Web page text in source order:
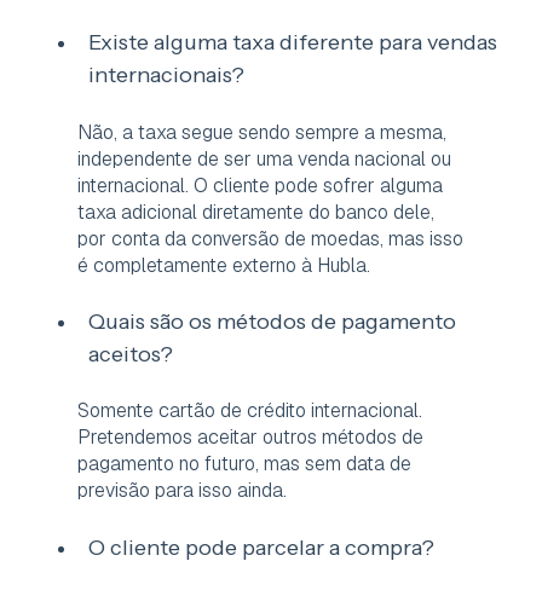
Existe alguma taxa diferente para vendas
internacionais?
Não, a taxa segue sendo sempre a mesma,
independente de ser uma venda nacional ou
internacional. O cliente pode sofrer alguma
taxa adicional diretamente do banco dele,
por conta da conversão de moedas, mas isso
é completamente externo à Hubla.
Quais são os métodos de pagamento
aceitos?
Somente cartão de crédito internacional.
Pretendemos aceitar outros métodos de
pagamento no futuro, mas sem data de
previsão para isso ainda.
O cliente pode parcelar a compra?